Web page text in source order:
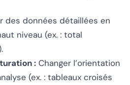
des données détaillées en
niveau (ex. : total
: Changer l’orientation
(ex. : tableaux croisés